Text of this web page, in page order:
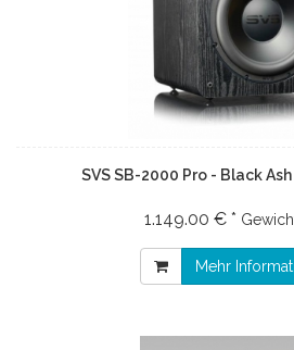
SVS SB-2000 Pro - Black
1.149.00 € *
Mehr